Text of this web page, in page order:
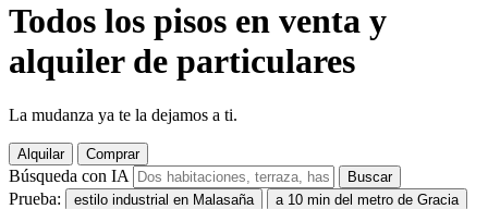
Todos los pisos en venta y
alquiler de particulares
La mudanza ya te la dejamos a ti.
Alquilar Comprar
Búsqueda con IA Buscar
Prueba: estilo industrial en Malasaña
a 10 min del metro de Gracia